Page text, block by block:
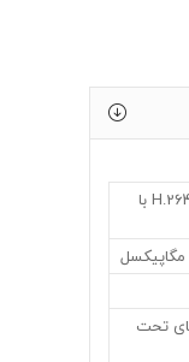
• کد گشایی از جریان های ویدئویی H.264 با
تحت